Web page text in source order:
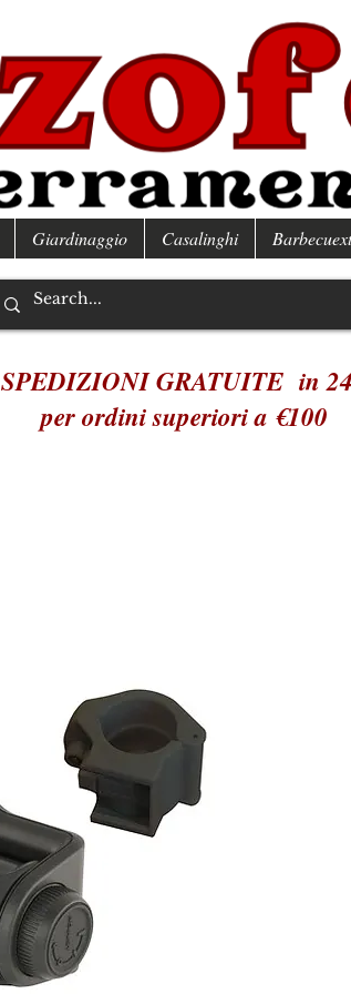
Giardinaggio Casalinghi
SPEDIZIONI GRATUITE in
per ordini superiori a €100